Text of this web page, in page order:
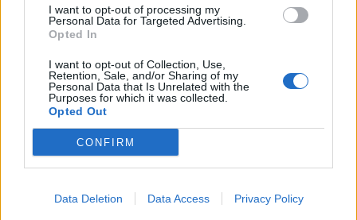
I want to opt-out of processing my
Personal Data for Targeted Advertising.
Opted In
I want to opt-out of Collection, Use,
Retention, Sale, and/or Sharing of my
Personal Data that Is Unrelated with the
Purposes for which it was collected.
Opted Out
CONFIRM
Data Deletion Data Access Privacy Policy
Stryker για το Στρατό
Ξηράς μέσω EDA: Θετικές
οι ΗΠΑ – Αναμονή για
Ομάν για τα
Ορμούζ, αλλά